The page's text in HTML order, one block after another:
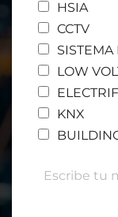
HSIA
CCTV
LOW
KNX
M